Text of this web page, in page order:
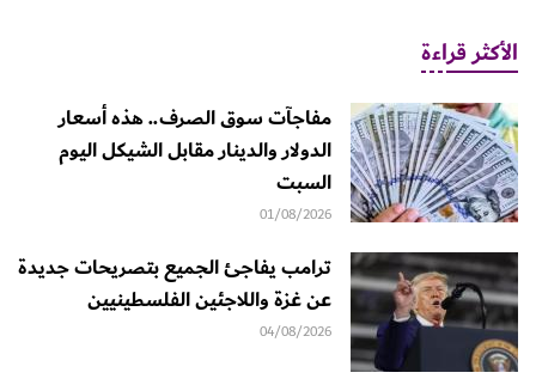
الأكثر قراءة
مفاجآت سوق الصرف.. هذه أسعار
الدولار والدينار مقابل الشيكل اليوم
السبت
01/08/2026
ترامب يفاجئ الجميع بتصريحات جديدة
عن غزة واللاجئين الفلسطينيين
04/08/2026